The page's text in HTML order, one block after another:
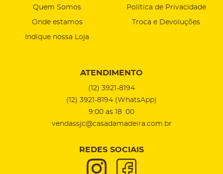
Quem Somos
Onde estamos
Indique nossa Loja
Política de Privacidade
Troca e Devoluções
ATENDIMENTO
(12) 3921-8194
(12) 3921-8194 (WhatsApp)
9:00 as 18 :00
vendassjc@casadamadeira.com.br
REDES SOCIAIS